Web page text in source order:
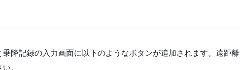
降記録の入力画面に以下のようなボタンが追加されます。遠距離
。